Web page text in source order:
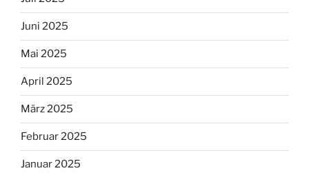
Juni 2025
Mai 2025
April 2025
März 2025
Februar 2025
Januar 2025